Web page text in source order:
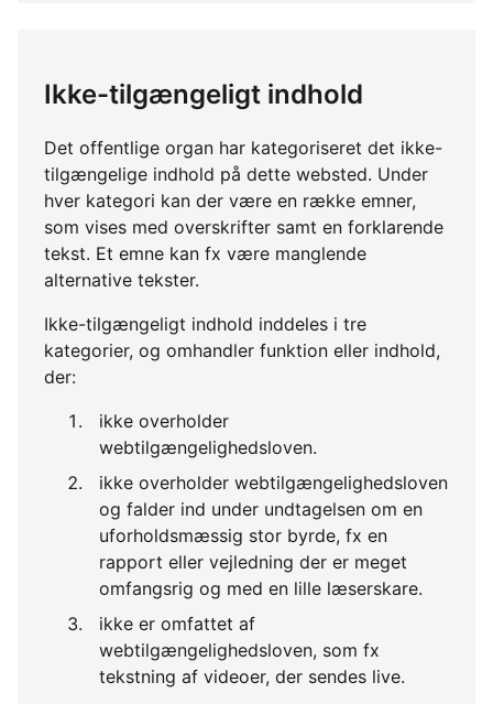
Ikke-tilgængeligt indhold
Det offentlige organ har kategoriseret det ikke-
tilgængelige indhold på dette websted. Under
hver kategori kan der være en række emner,
som vises med overskrifter samt en forklarende
tekst. Et emne kan fx være manglende
alternative tekster.
Ikke-tilgængeligt indhold inddeles i tre
kategorier, og omhandler funktion eller indhold,
der:
ikke overholder
webtilgængelighedsloven.
ikke overholder webtilgængelighedsloven
og falder ind under undtagelsen om en
uforholdsmæssig stor byrde, fx en
rapport eller vejledning der er meget
omfangsrig og med en lille læserskare.
ikke er omfattet af
webtilgængelighedsloven, som fx
tekstning af videoer, der sendes live.